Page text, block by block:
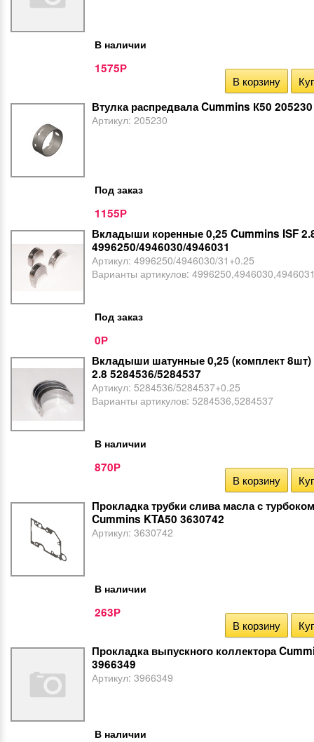
В наличии
1575Р
В корзину
Втулка распредвала Cummins К50 205230
Артикул: 205230
Под заказ
1155Р
Вкладыши коренные 0,25 Cummins ISF
4996250/4946030/4946031
Артикул: 4996250/4946030/31+0.25
Варианты артикулов:
Под заказ
0Р
Вкладыши шатунные 0,25 (комплект 8шт)
2.8 5284536/5284537
Артикул: 5284536/5284537+0.25
Варианты артикулов: 5284536,5284537
В наличии
870Р
В корзину
Прокладка трубки слива масла с
Cummins KTA50 3630742
Артикул: 3630742
В наличии
263Р
В корзину
Прокладка выпускного коллектора
3966349
Артикул: 3966349
В наличии